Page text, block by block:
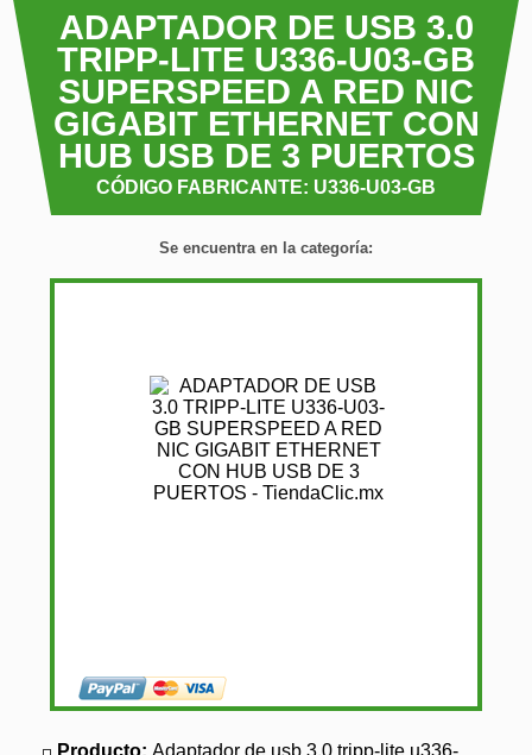
ADAPTADOR DE USB 3.0
TRIPP-LITE U336-U03-GB
SUPERSPEED A RED NIC
GIGABIT ETHERNET CON
HUB USB DE 3 PUERTOS
CÓDIGO FABRICANTE: U336-U03-GB
Se encuentra en la categoría:
Producto: Adaptador de usb 3.0 tripp-lite u336-